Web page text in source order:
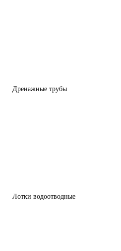
Дренажные трубы
Лотки водоотводные